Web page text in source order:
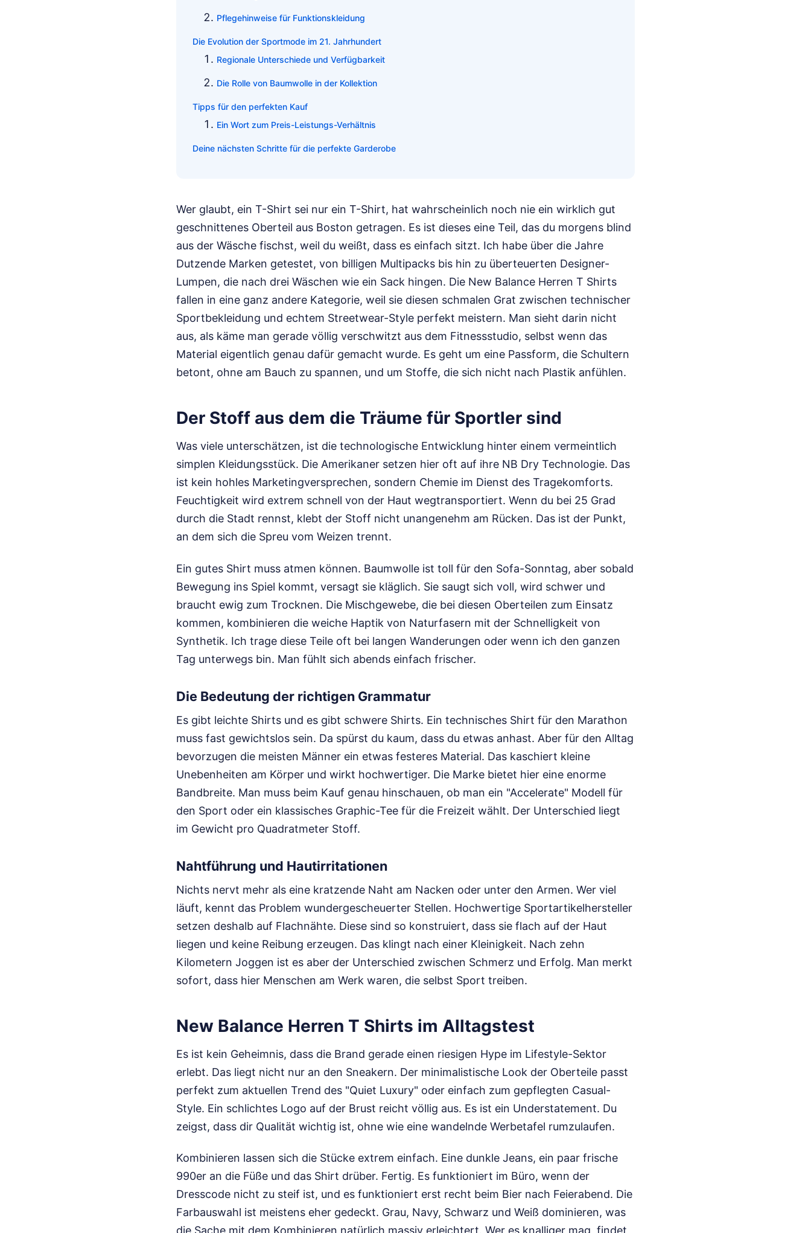
Pflegehinweise für Funktionskleidung
Die Evolution der Sportmode im 21. Jahrhundert
Regionale Unterschiede und Verfügbarkeit
Die Rolle von Baumwolle in der Kollektion
Tipps für den perfekten Kauf
Ein Wort zum Preis-Leistungs-Verhältnis
Deine nächsten Schritte für die perfekte Garderobe
Wer glaubt, ein T-Shirt sei nur ein T-Shirt, hat wahrscheinlich noch nie ein wirklich gut
geschnittenes Oberteil aus Boston getragen. Es ist dieses eine Teil, das du morgens blind
aus der Wäsche fischst, weil du weißt, dass es einfach sitzt. Ich habe über die Jahre
Dutzende Marken getestet, von billigen Multipacks bis hin zu überteuerten Designer-
Lumpen, die nach drei Wäschen wie ein Sack hingen. Die New Balance Herren T Shirts
fallen in eine ganz andere Kategorie, weil sie diesen schmalen Grat zwischen technischer
Sportbekleidung und echtem Streetwear-Style perfekt meistern. Man sieht darin nicht
aus, als käme man gerade völlig verschwitzt aus dem Fitnessstudio, selbst wenn das
Material eigentlich genau dafür gemacht wurde. Es geht um eine Passform, die Schultern
betont, ohne am Bauch zu spannen, und um Stoffe, die sich nicht nach Plastik anfühlen.
Der Stoff aus dem die Träume für Sportler sind
Was viele unterschätzen, ist die technologische Entwicklung hinter einem vermeintlich
simplen Kleidungsstück. Die Amerikaner setzen hier oft auf ihre NB Dry Technologie. Das
ist kein hohles Marketingversprechen, sondern Chemie im Dienst des Tragekomforts.
Feuchtigkeit wird extrem schnell von der Haut wegtransportiert. Wenn du bei 25 Grad
durch die Stadt rennst, klebt der Stoff nicht unangenehm am Rücken. Das ist der Punkt,
an dem sich die Spreu vom Weizen trennt.
Ein gutes Shirt muss atmen können. Baumwolle ist toll für den Sofa-Sonntag, aber sobald
Bewegung ins Spiel kommt, versagt sie kläglich. Sie saugt sich voll, wird schwer und
braucht ewig zum Trocknen. Die Mischgewebe, die bei diesen Oberteilen zum Einsatz
kommen, kombinieren die weiche Haptik von Naturfasern mit der Schnelligkeit von
Synthetik. Ich trage diese Teile oft bei langen Wanderungen oder wenn ich den ganzen
Tag unterwegs bin. Man fühlt sich abends einfach frischer.
Die Bedeutung der richtigen Grammatur
Es gibt leichte Shirts und es gibt schwere Shirts. Ein technisches Shirt für den Marathon
muss fast gewichtslos sein. Da spürst du kaum, dass du etwas anhast. Aber für den Alltag
bevorzugen die meisten Männer ein etwas festeres Material. Das kaschiert kleine
Unebenheiten am Körper und wirkt hochwertiger. Die Marke bietet hier eine enorme
Bandbreite. Man muss beim Kauf genau hinschauen, ob man ein "Accelerate" Modell für
den Sport oder ein klassisches Graphic-Tee für die Freizeit wählt. Der Unterschied liegt
im Gewicht pro Quadratmeter Stoff.
Nahtführung und Hautirritationen
Nichts nervt mehr als eine kratzende Naht am Nacken oder unter den Armen. Wer viel
läuft, kennt das Problem wundergescheuerter Stellen. Hochwertige Sportartikelhersteller
setzen deshalb auf Flachnähte. Diese sind so konstruiert, dass sie flach auf der Haut
liegen und keine Reibung erzeugen. Das klingt nach einer Kleinigkeit. Nach zehn
Kilometern Joggen ist es aber der Unterschied zwischen Schmerz und Erfolg. Man merkt
sofort, dass hier Menschen am Werk waren, die selbst Sport treiben.
New Balance Herren T Shirts im Alltagstest
Es ist kein Geheimnis, dass die Brand gerade einen riesigen Hype im Lifestyle-Sektor
erlebt. Das liegt nicht nur an den Sneakern. Der minimalistische Look der Oberteile passt
perfekt zum aktuellen Trend des "Quiet Luxury" oder einfach zum gepflegten Casual-
Style. Ein schlichtes Logo auf der Brust reicht völlig aus. Es ist ein Understatement. Du
zeigst, dass dir Qualität wichtig ist, ohne wie eine wandelnde Werbetafel rumzulaufen.
Kombinieren lassen sich die Stücke extrem einfach. Eine dunkle Jeans, ein paar frische
990er an die Füße und das Shirt drüber. Fertig. Es funktioniert im Büro, wenn der
Dresscode nicht zu steif ist, und es funktioniert erst recht beim Bier nach Feierabend. Die
Farbauswahl ist meistens eher gedeckt. Grau, Navy, Schwarz und Weiß dominieren, was